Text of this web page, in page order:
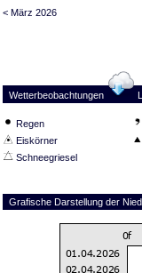
< März 2026
Wetterbeobachtungen
Regen
Eiskörner
Schneegriesel
Grafische Darstellung der